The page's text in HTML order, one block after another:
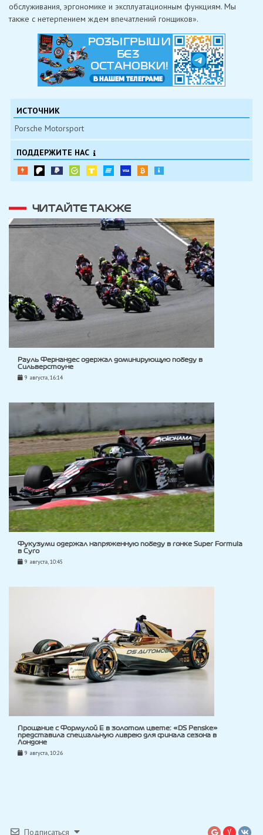
обслуживания, эргономике и эксплуатационным функциям. Мы
также с нетерпением ждем впечатлений гонщиков».
ИСТОЧНИК
Porsche Motorsport
ПОДДЕРЖИТЕ НАС
ЧИТАЙТЕ ТАКЖЕ
Рауль Фернандес одержал доминирующую победу в
Сильверстоуне
9 августа, 16:14
Фукузуми одержал напряженную победу в гонке Super Formula
в Суго
9 августа, 10:45
Прощание с Формулой E в золотом цвете: «DS Penske»
представила специальную ливрею для финала сезона в
Лондоне
9 августа, 10:26
Подписаться